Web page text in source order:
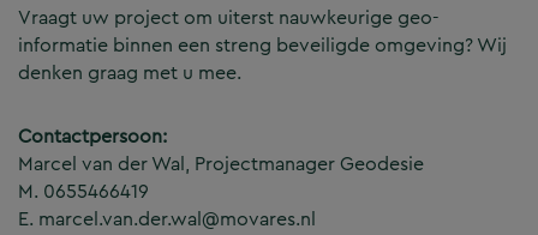
Vraagt uw project om uiterst nauwkeurige geo-
informatie binnen een streng beveiligde omgeving? Wij
denken graag met u mee.
Contactpersoon:
Marcel van der Wal, Projectmanager Geodesie
M. 0655466419
E. marcel.van.der.wal@movares.nl